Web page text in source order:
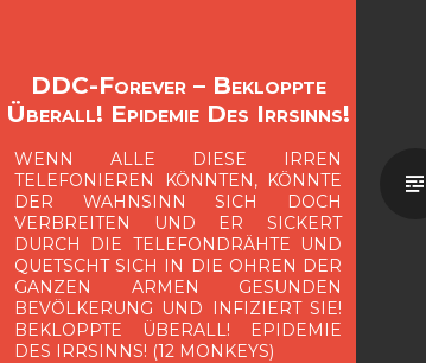
DDC-Forever – Bekloppte
Überall! Epidemie Des Irrsinns!
WENN ALLE DIESE IRREN
TELEFONIEREN KÖNNTEN, KÖNNTE
DER WAHNSINN SICH DOCH
VERBREITEN UND ER SICKERT
DURCH DIE TELEFONDRÄHTE UND
QUETSCHT SICH IN DIE OHREN DER
GANZEN ARMEN GESUNDEN
BEVÖLKERUNG UND INFIZIERT SIE!
BEKLOPPTE ÜBERALL! EPIDEMIE
DES IRRSINNS! (12 MONKEYS)